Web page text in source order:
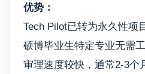
优势：
Tech Pilot已转为永久性项
硕博毕业生特定专业无需
审理速度较快，通常2-3个